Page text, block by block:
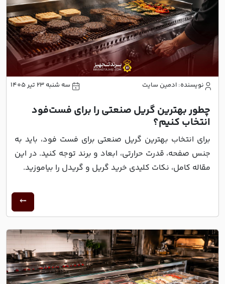
نویسنده: ادمین سایت سه شنبه 23 تیر 1405
چطور بهترین گریل صنعتی را برای فست‌فود
انتخاب کنیم؟
برای انتخاب بهترین گریل صنعتی برای فست فود، باید به
جنس صفحه، قدرت حرارتی، ابعاد و برند توجه کنید. در این
مقاله کامل، نکات کلیدی خرید گریل و گریدل را بیاموزید.